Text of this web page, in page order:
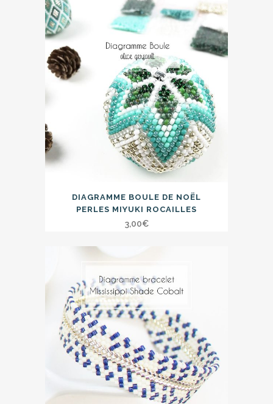
DIAGRAMME BOULE DE NOËL
PERLES MIYUKI ROCAILLES
3,00€